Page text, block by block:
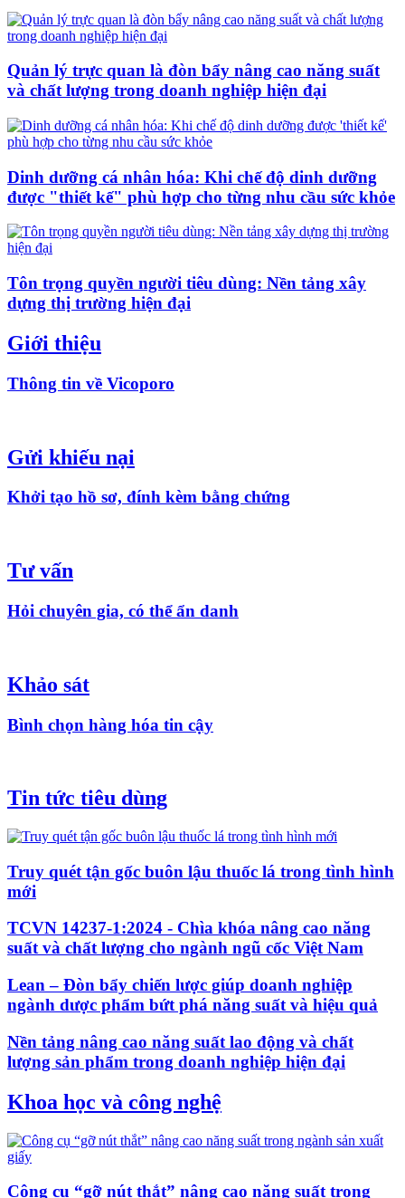
Quản lý trực quan là đòn bẩy nâng cao năng suất
và chất lượng trong doanh nghiệp hiện đại
Dinh dưỡng cá nhân hóa: Khi chế độ dinh dưỡng
được "thiết kế" phù hợp cho từng nhu cầu sức khỏe
Tôn trọng quyền người tiêu dùng: Nền tảng xây
dựng thị trường hiện đại
Giới thiệu
Thông tin về Vicoporo
Gửi khiếu nại
Khởi tạo hồ sơ, đính kèm bằng chứng
Tư vấn
Hỏi chuyên gia, có thể ẩn danh
Khảo sát
Bình chọn hàng hóa tin cậy
Tin tức tiêu dùng
Truy quét tận gốc buôn lậu thuốc lá trong tình hình
mới
TCVN 14237-1:2024 - Chìa khóa nâng cao năng
suất và chất lượng cho ngành ngũ cốc Việt Nam
Lean – Đòn bẩy chiến lược giúp doanh nghiệp
ngành dược phẩm bứt phá năng suất và hiệu quả
Nền tảng nâng cao năng suất lao động và chất
lượng sản phẩm trong doanh nghiệp hiện đại
Khoa học và công nghệ
Công cụ “gỡ nút thắt” nâng cao năng suất trong